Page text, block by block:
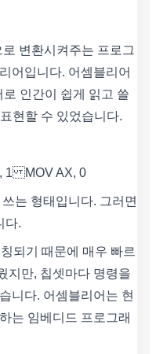
로 변환시켜주는 프로그
어입니다. 어셈블리어
인간이 쉽게 읽고 쓸
현할 수 있었습니다.
1 MOV AX, 0
는 형태입니다. 그러면
다.
되기 때문에 매우 빠르
지만, 칩셋마다 명령을
니다. 어셈블리어는 현
는 임베디드 프로그래